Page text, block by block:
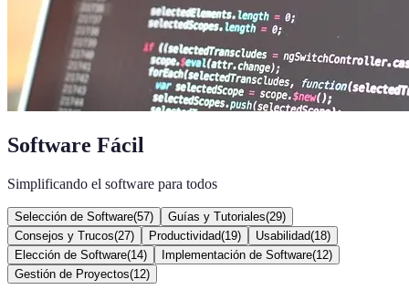
Software Fácil
Simplificando el software para todos
Selección de Software(57) Guías y Tutoriales(29)
Consejos y Trucos(27) Productividad(19) Usabilidad(18)
Elección de Software(14) Implementación de Software(12)
Gestión de Proyectos(12)